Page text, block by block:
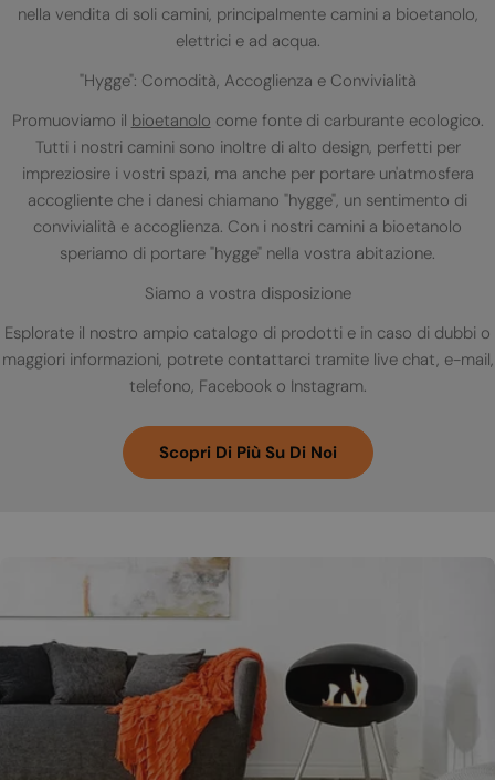
nella vendita di soli camini, principalmente camini a bioetanolo,
elettrici e ad acqua.
"Hygge": Comodità, Accoglienza e Convivialità
Promuoviamo il bioetanolo come fonte di carburante ecologico.
Tutti i nostri camini sono inoltre di alto design, perfetti per
impreziosire i vostri spazi, ma anche per portare un'atmosfera
accogliente che i danesi chiamano "hygge", un sentimento di
convivialità e accoglienza. Con i nostri camini a bioetanolo
speriamo di portare "hygge" nella vostra abitazione.
Siamo a vostra disposizione
Esplorate il nostro ampio catalogo di prodotti e in caso di dubbi o
maggiori informazioni, potrete contattarci tramite live chat, e-mail,
telefono, Facebook o Instagram.
Scopri Di Più Su Di Noi